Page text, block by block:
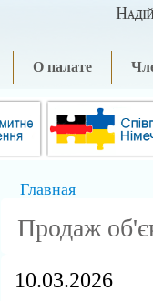
О палате
Главная
Продаж
10.03.2026